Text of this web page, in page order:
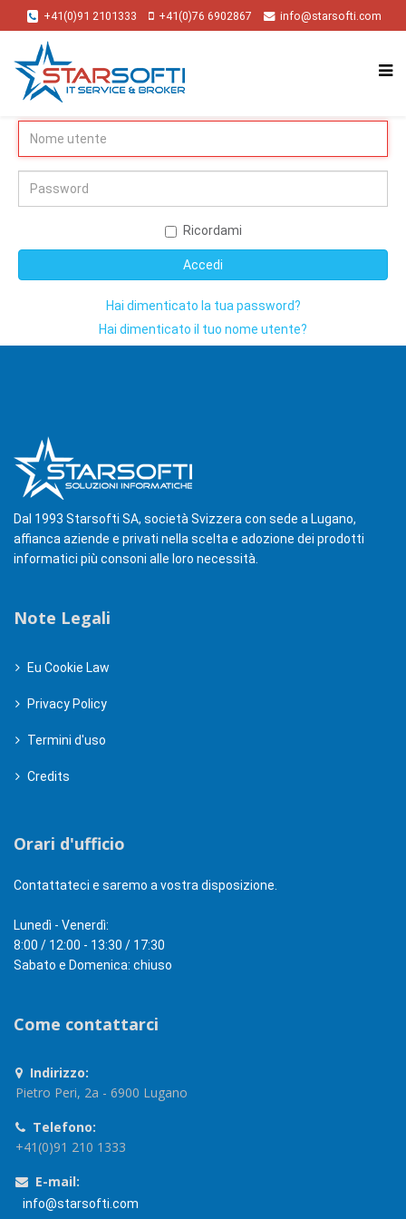
+41(0)91 2101333 +41(0)76 6902867 info@starsofti.com
Ricordami
Accedi
Hai dimenticato la tua password?
Hai dimenticato il tuo nome utente?
Dal 1993 Starsofti SA, società Svizzera con sede a Lugano,
affianca aziende e privati nella scelta e adozione dei prodotti
informatici più consoni alle loro necessità.
Note Legali
Eu Cookie Law
Privacy Policy
Termini d'uso
Credits
Orari d'ufficio
Contattateci e saremo a vostra disposizione.
Lunedì - Venerdì:
8:00 / 12:00 - 13:30 / 17:30
Sabato e Domenica: chiuso
Come contattarci
Indirizzo:
Pietro Peri, 2a - 6900 Lugano
Telefono:
+41(0)91 210 1333
E-mail:
info@starsofti.com